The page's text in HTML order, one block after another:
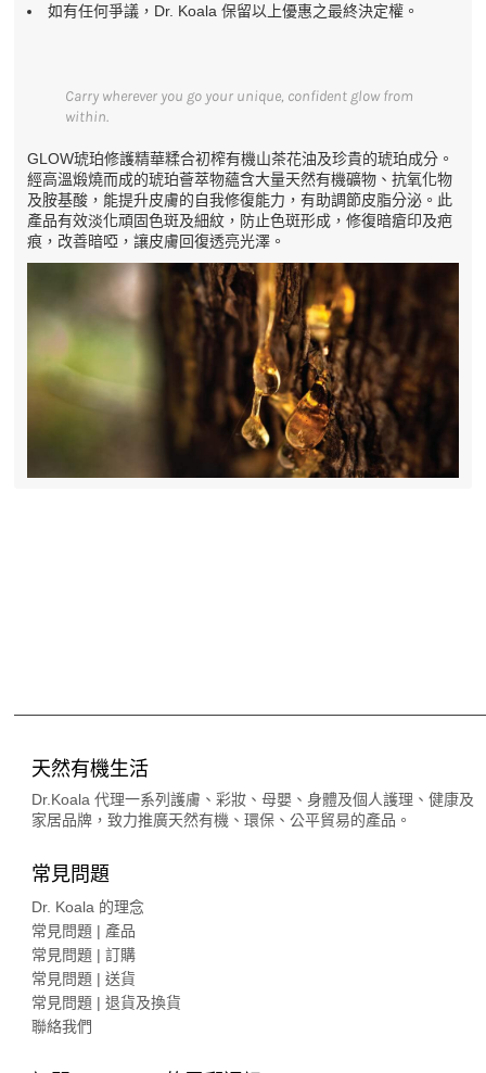
如有任何爭議，Dr. Koala 保留以上優惠之最終決定權。
Carry wherever you go your unique, confident glow from
within.
GLOW琥珀修護精華糅合初榨有機山茶花油及珍貴的琥珀成分。
經高溫煅燒而成的琥珀薈萃物蘊含大量天然有機礦物、抗氧化物
及胺基酸，能提升皮膚的自我修復能力，有助調節皮脂分泌。此
產品有效淡化頑固色斑及細紋，防止色斑形成，修復暗瘡印及疤
痕，改善暗啞，讓皮膚回復透亮光澤。
天然有機生活
Dr.Koala 代理一系列護膚、彩妝、母嬰、身體及個人護理、健康及
家居品牌，致力推廣天然有機、環保、公平貿易的產品。
常見問題
Dr. Koala 的理念
常見問題 | 產品
常見問題 | 訂購
常見問題 | 送貨
常見問題 | 退貨及換貨
聯絡我們